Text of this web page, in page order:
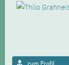
zum Profil